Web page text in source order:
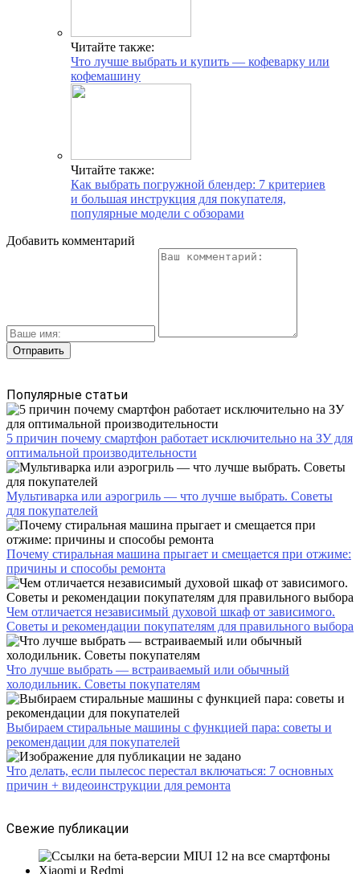
Читайте также:
Что лучше выбрать и купить — кофеварку или
кофемашину
Читайте также:
Как выбрать погружной блендер: 7 критериев
и большая инструкция для покупателя,
популярные модели с обзорами
Добавить комментарий
Популярные статьи
5 причин почему смартфон работает исключительно на ЗУ для
оптимальной производительности
Мультиварка или аэрогриль — что лучше выбрать. Советы
для покупателей
Почему стиральная машина прыгает и смещается при отжиме:
причины и способы ремонта
Чем отличается независимый духовой шкаф от зависимого.
Советы и рекомендации покупателям для правильного выбора
Что лучше выбрать — встраиваемый или обычный
холодильник. Советы покупателям
Выбираем стиральные машины с функцией пара: советы и
рекомендации для покупателей
Что делать, если пылесос перестал включаться: 7 основных
причин + видеоинструкции для ремонта
Свежие публикации